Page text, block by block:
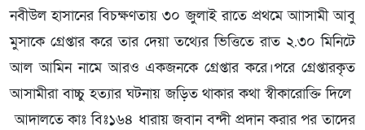
নবীউল হাসানের বিচক্ষণতায় ৩০ জুলাই রাতে প্রথমে আাসামী আবু
মুসাকে গ্রেপ্তার করে তার দেয়া তথ্যের ভিত্তিতে রাত ২.৩০ মিনিটে
আল আমিন নামে আরও একজনকে গ্রেপ্তার করে।পরে গ্রেপ্তারকৃত
আসামীরা বাচ্চু হত্যার ঘটনায় জড়িত থাকার কথা স্বীকারোক্তি দিলে
আদালতে কাঃ বিঃ১৬৪ ধারায় জবান বন্দী প্রদান করার পর তাদের